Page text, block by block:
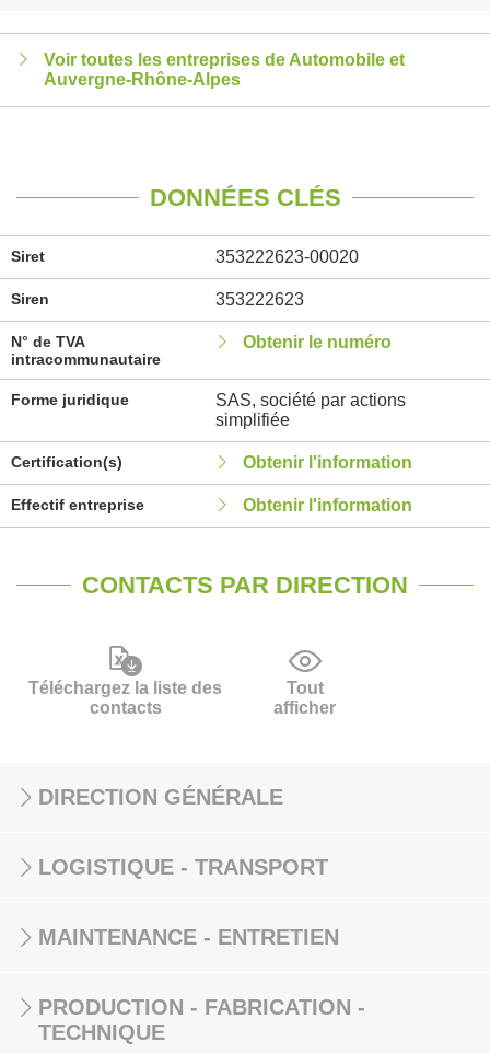
Voir toutes les entreprises de Automobile et
Auvergne-Rhône-Alpes
DONNÉES CLÉS
Siret 353222623-00020
Siren 353222623
N° de TVA
intracommunautaire
Obtenir le numéro
Forme juridique
SAS, société par actions
simplifiée
Certification(s) Obtenir l'information
Effectif entreprise Obtenir l'information
CONTACTS PAR DIRECTION
Téléchargez la liste des
contacts
Tout
afficher
DIRECTION GÉNÉRALE
LOGISTIQUE - TRANSPORT
MAINTENANCE - ENTRETIEN
PRODUCTION - FABRICATION -
TECHNIQUE